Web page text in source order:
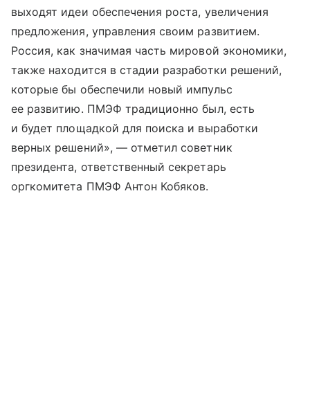
выходят идеи обеспечения роста, увеличения
предложения, управления своим развитием.
Россия, как значимая часть мировой экономики,
также находится в стадии разработки решений,
которые бы обеспечили новый импульс
ее развитию. ПМЭФ традиционно был, есть
и будет площадкой для поиска и выработки
верных решений», — отметил советник
президента, ответственный секретарь
оргкомитета ПМЭФ Антон Кобяков.